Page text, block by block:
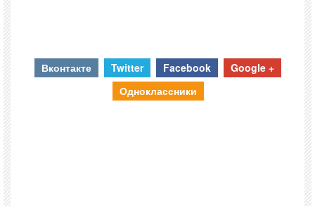
Вконтакте Twitter Facebook
Google +
Одноклассники